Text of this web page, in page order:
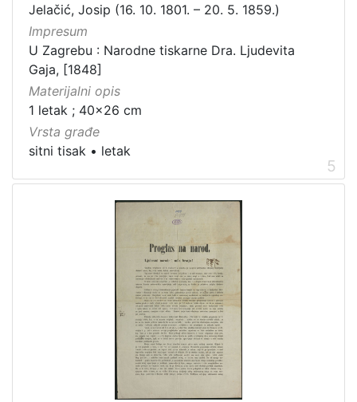
Jelačić, Josip (16. 10. 1801. – 20. 5. 1859.)
Impresum
U Zagrebu : Narodne tiskarne Dra. Ljudevita
Gaja, [1848]
Materijalni opis
1 letak ; 40x26 cm
Vrsta građe
sitni tisak • letak
5